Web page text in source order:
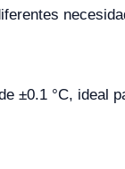
±0.1 °C, ideal